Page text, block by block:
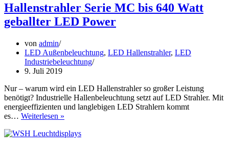
sind
heller”-
leistungsstark,
für
jedes
Hallenstrahler Serie MC bis 640 Watt
geballter LED Power
von admin
LED Außenbeleuchtung, LED Hallenstrahler, LED
Industriebeleuchtung
9. Juli 2019
Nur – warum wird ein LED Hallenstrahler so großer Leistung
benötigt? Industrielle Hallenbeleuchtung setzt auf LED Strahler. Mit
energieeffizienten und langlebigen LED Strahlern kommt
es… Weiterlesen »
MC